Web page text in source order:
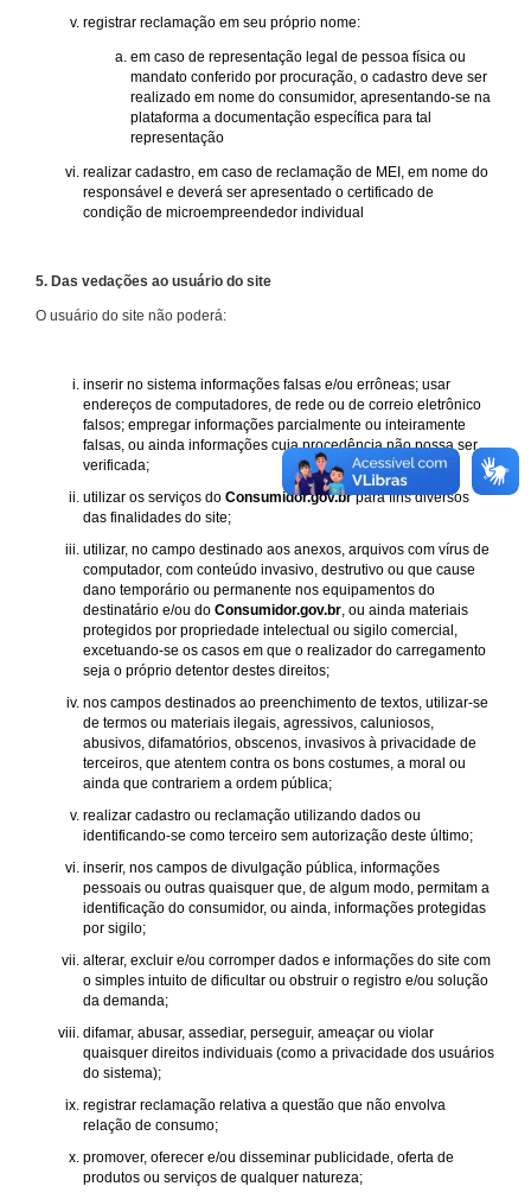
registrar reclamação em seu próprio nome:
em caso de representação legal de pessoa física ou
mandato conferido por procuração, o cadastro deve ser
realizado em nome do consumidor, apresentando-se na
plataforma a documentação específica para tal
representação
realizar cadastro, em caso de reclamação de MEI, em nome do
responsável e deverá ser apresentado o certificado de
condição de microempreendedor individual
5. Das vedações ao usuário do site
O usuário do site não poderá:
inserir no sistema informações falsas e/ou errôneas; usar
endereços de computadores, de rede ou de correio eletrônico
falsos; empregar informações parcialmente ou inteiramente
falsas, ou ainda informações cuja procedência não possa ser
verificada;
utilizar os serviços do Consumidor.gov.brpara fins diversos
das finalidades do site;
utilizar, no campo destinado aos anexos, arquivos com vírus de
computador, com conteúdo invasivo, destrutivo ou que cause
dano temporário ou permanente nos equipamentos do
destinatário e/ou do Consumidor.gov.br , ou ainda materiais
protegidos por propriedade intelectual ou sigilo comercial,
excetuando-se os casos em que o realizador do carregamento
seja o próprio detentor destes direitos;
nos campos destinados ao preenchimento de textos, utilizar-se
de termos ou materiais ilegais, agressivos, caluniosos,
abusivos, difamatórios, obscenos, invasivos à privacidade de
terceiros, que atentem contra os bons costumes, a moral ou
ainda que contrariem a ordem pública;
realizar cadastro ou reclamação utilizando dados ou
identificando-se como terceiro sem autorização deste último;
inserir, nos campos de divulgação pública, informações
pessoais ou outras quaisquer que, de algum modo, permitam a
identificação do consumidor, ou ainda, informações protegidas
por sigilo;
alterar, excluir e/ou corromper dados e informações do site com
o simples intuito de dificultar ou obstruir o registro e/ou solução
da demanda;
difamar, abusar, assediar, perseguir, ameaçar ou violar
quaisquer direitos individuais (como a privacidade dos usuários
do sistema);
registrar reclamação relativa a questão que não envolva
relação de consumo;
promover, oferecer e/ou disseminar publicidade, oferta de
produtos ou serviços de qualquer natureza;